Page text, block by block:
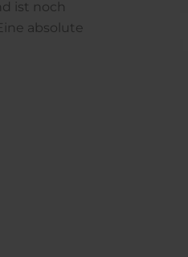
ist noch
absolute